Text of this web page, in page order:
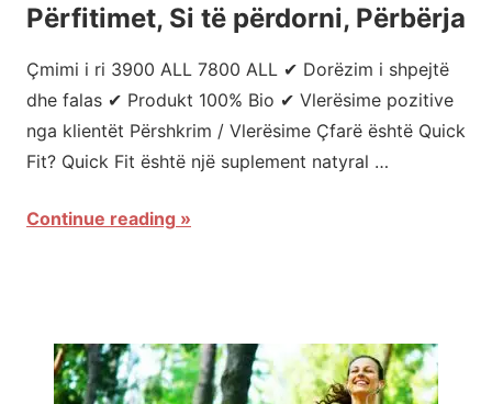
Përfitimet, Si të përdorni, Përbërja
Çmimi i ri 3900 ALL 7800 ALL ✔ Dorëzim i shpejtë
dhe falas ✔ Produkt 100% Bio ✔ Vlerësime pozitive
nga klientët Përshkrim / Vlerësime Çfarë është Quick
Fit? Quick Fit është një suplement natyral …
Continue reading